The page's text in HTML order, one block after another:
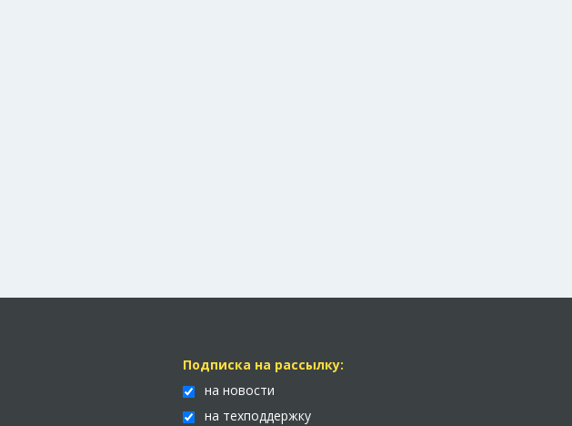
Подписка на рассылку:
на новости
на техподдержку